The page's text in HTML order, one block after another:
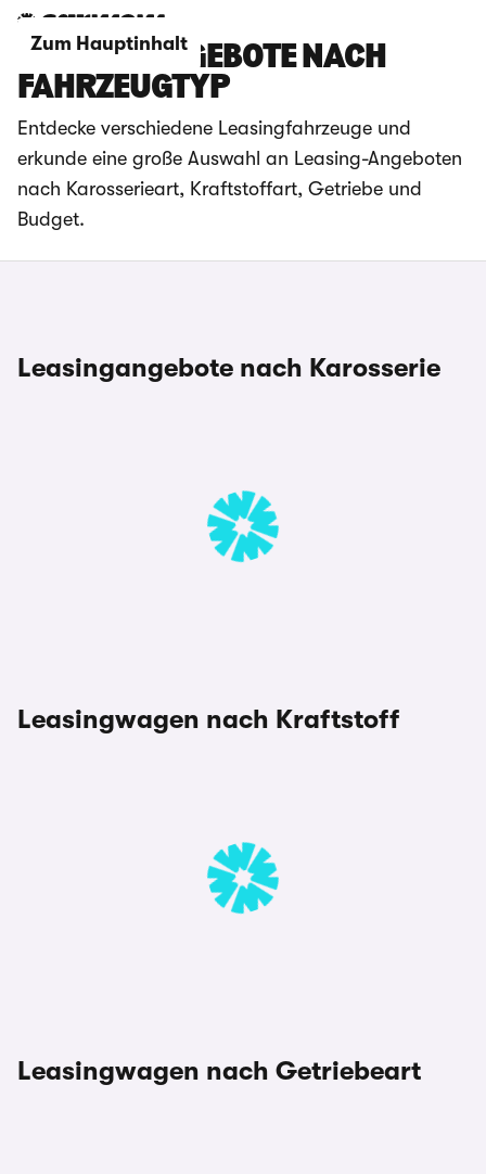
Zum Hauptinhalt
LEASINGANGEBOTE NACH
FAHRZEUGTYP
Entdecke verschiedene Leasingfahrzeuge und
erkunde eine große Auswahl an Leasing-Angeboten
nach Karosserieart, Kraftstoffart, Getriebe und
Budget.
Leasingangebote nach Karosserie
Leasingwagen nach Kraftstoff
Leasingwagen nach Getriebeart